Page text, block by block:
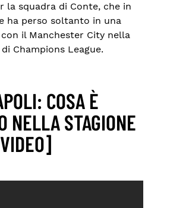
la squadra di Conte, che in
ha perso soltanto in una
il Manchester City nella
Champions League.
COSA È
NELLA STAGIONE